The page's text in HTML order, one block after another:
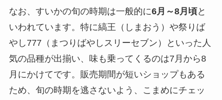
なお、すいかの旬の時期は一般的に6月～8月頃と
いわれています。特に縞王（しまおう）や祭りば
やし777（まつりばやしスリーセブン）といった人
気の品種が出揃い、味も乗ってくるのは7月から8
月にかけてです。販売期間が短いショップもある
ため、旬の時期を逃さないよう、こまめにチェッ